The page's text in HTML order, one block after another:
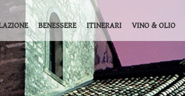
BENESSERE ITINERARI VINO & OLIO